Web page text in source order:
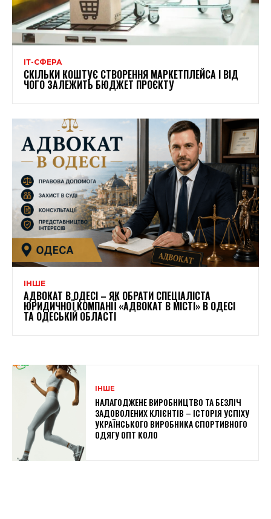
ІТ-СФЕРА
СКІЛЬКИ КОШТУЄ СТВОРЕННЯ МАРКЕТПЛЕЙСА І ВІД
ЧОГО ЗАЛЕЖИТЬ БЮДЖЕТ ПРОЄКТУ
ІНШЕ
АДВОКАТ В ОДЕСІ – ЯК ОБРАТИ СПЕЦІАЛІСТА
ЮРИДИЧНОЇ КОМПАНІЇ «АДВОКАТ В МІСТІ» В ОДЕСІ
ТА ОДЕСЬКІЙ ОБЛАСТІ
ІНШЕ
НАЛАГОДЖЕНЕ ВИРОБНИЦТВО ТА БЕЗЛІЧ
ЗАДОВОЛЕНИХ КЛІЄНТІВ – ІСТОРІЯ УСПІХУ
УКРАЇНСЬКОГО ВИРОБНИКА СПОРТИВНОГО
ОДЯГУ ОПТ КОЛО